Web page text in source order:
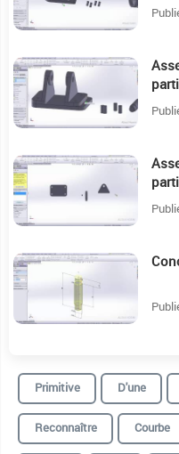
5:40
2:18
5:55
Primitive D'une
Reconnaître
Courbe